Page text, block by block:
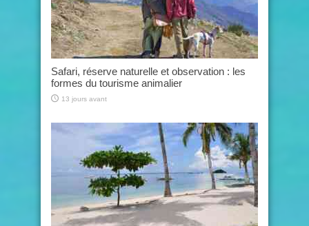
Safari, réserve naturelle et observation : les
formes du tourisme animalier
13 jours avant